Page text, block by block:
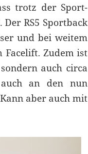
trotz der Sport-
RS5 Sportback
und bei weitem
Facelift. Zudem ist
auch circa
an den nun
aber auch mit